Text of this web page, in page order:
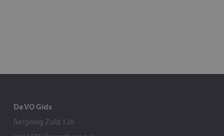
De VO Gids
Bergweg Zuid 126